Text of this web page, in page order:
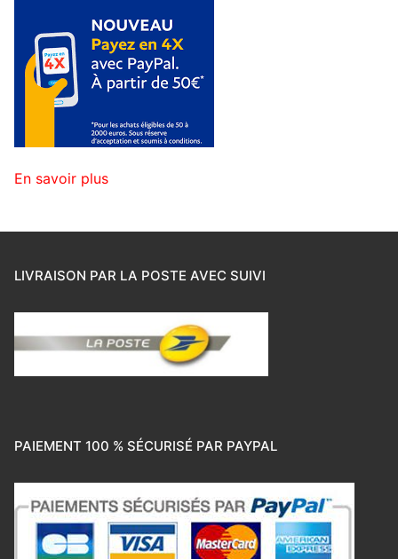
En savoir plus
LIVRAISON PAR LA POSTE AVEC SUIVI
PAIEMENT 100 % SÉCURISÉ PAR PAYPAL